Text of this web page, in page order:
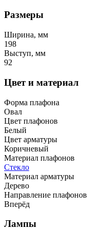
Размеры
Ширина, мм
198
Выступ, мм
92
Цвет и материал
Форма плафона
Овал
Цвет плафонов
Белый
Цвет арматуры
Коричневый
Материал плафонов
Стекло
Материал арматуры
Дерево
Направление плафонов
Вперёд
Лампы